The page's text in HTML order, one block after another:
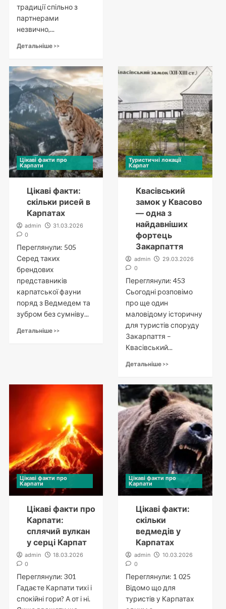
традиції спільно з
партнерами
незвично,...
Детальніше >>
Цікаві факти про
Карпати
Цікаві факти:
скільки рисей в
Карпатах
admin
31.03.2026
0
Переглянули: 505
Серед таких
брендових
представників
карпатської фауни
поряд з Ведмедем та
зубром без сумніву...
Детальніше >>
Туристичні локації
Карпат
Квасівський
замок у Квасово
— одна з
найдавніших
фортець
Закарпаття
admin
29.03.2026
0
Переглянули: 453
Сьогодні розповімо
про ще один
маловідому історичну
для туристів споруду
Закарпаття –
Квасівський...
Детальніше >>
Цікаві факти про
Карпати
Цікаві факти про
Карпати:
сплячий вулкан
у серці Карпат
admin
18.03.2026
0
Переглянули: 301
Гадаєте Карпати тихі і
спокійні гори? А от і ні.
Цікаві факти про
Карпати
Цікаві факти:
скільки
ведмедів у
Карпатах
admin
10.03.2026
0
Переглянули: 1 025
Відомо що для
туристів у Карпатах